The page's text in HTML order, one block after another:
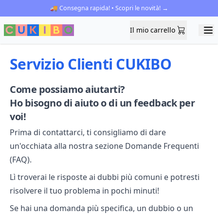
🚚 Consegna rapida! • Scopri le novità! →
Il mio carrello
Il mio carrello
Servizio Clienti CUKIBO
Come possiamo aiutarti?
Ho bisogno di aiuto o di un feedback per
voi!
Prima di contattarci, ti consigliamo di dare
un'occhiata alla nostra sezione Domande Frequenti
(FAQ).
Lì troverai le risposte ai dubbi più comuni e potresti
risolvere il tuo problema in pochi minuti!
Se hai una domanda più specifica, un dubbio o un